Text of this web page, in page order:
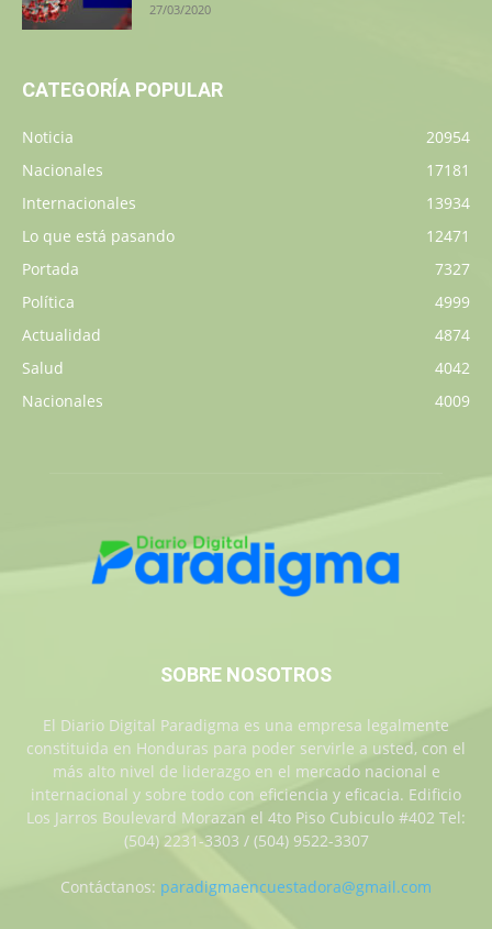
27/03/2020
CATEGORÍA POPULAR
Noticia
20954
Nacionales
17181
Internacionales
13934
Lo que está pasando
12471
Portada
7327
Política
4999
Actualidad
4874
Salud
4042
Nacionales
4009
SOBRE NOSOTROS
El Diario Digital Paradigma es una empresa legalmente
constituida en Honduras para poder servirle a usted, con el
más alto nivel de liderazgo en el mercado nacional e
internacional y sobre todo con eficiencia y eficacia. Edificio
Los Jarros Boulevard Morazan el 4to Piso Cubiculo #402 Tel:
(504) 2231-3303 / (504) 9522-3307
Contáctanos: paradigmaencuestadora@gmail.com